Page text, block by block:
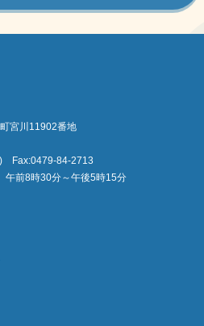
宮川11902番地
) Fax:0479-84-2713
午前8時30分～午後5時15分